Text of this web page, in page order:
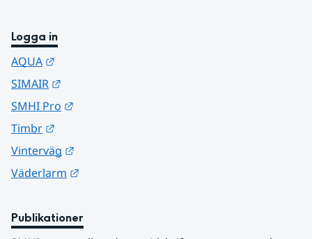
Logga in
AQUA
SIMAIR
SMHI Pro
Timbr
Vinterväg
Väderlarm
Publikationer